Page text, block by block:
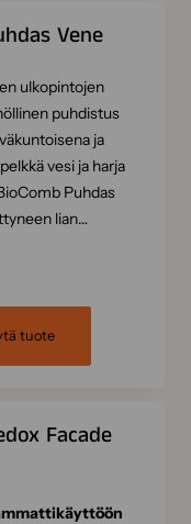
Vene
ulkopintojen
puhdistus
ja
vesi ja harja
Puhdas
lian…
tuote
Facade